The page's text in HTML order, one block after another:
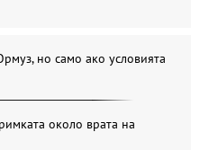
но само ако условията
около врата на